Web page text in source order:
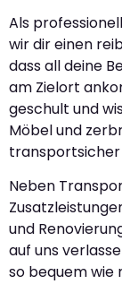
Als
wir dir einen
dass all deine
am Zielort
geschult und
Möbel und
Neben
und
auf uns
so bequem wie